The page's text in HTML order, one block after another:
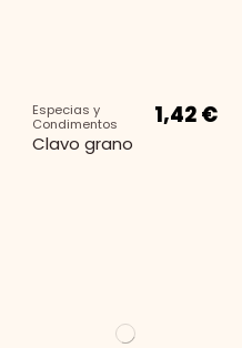
Especias y
Condimentos
Clavo grano
1,42 €